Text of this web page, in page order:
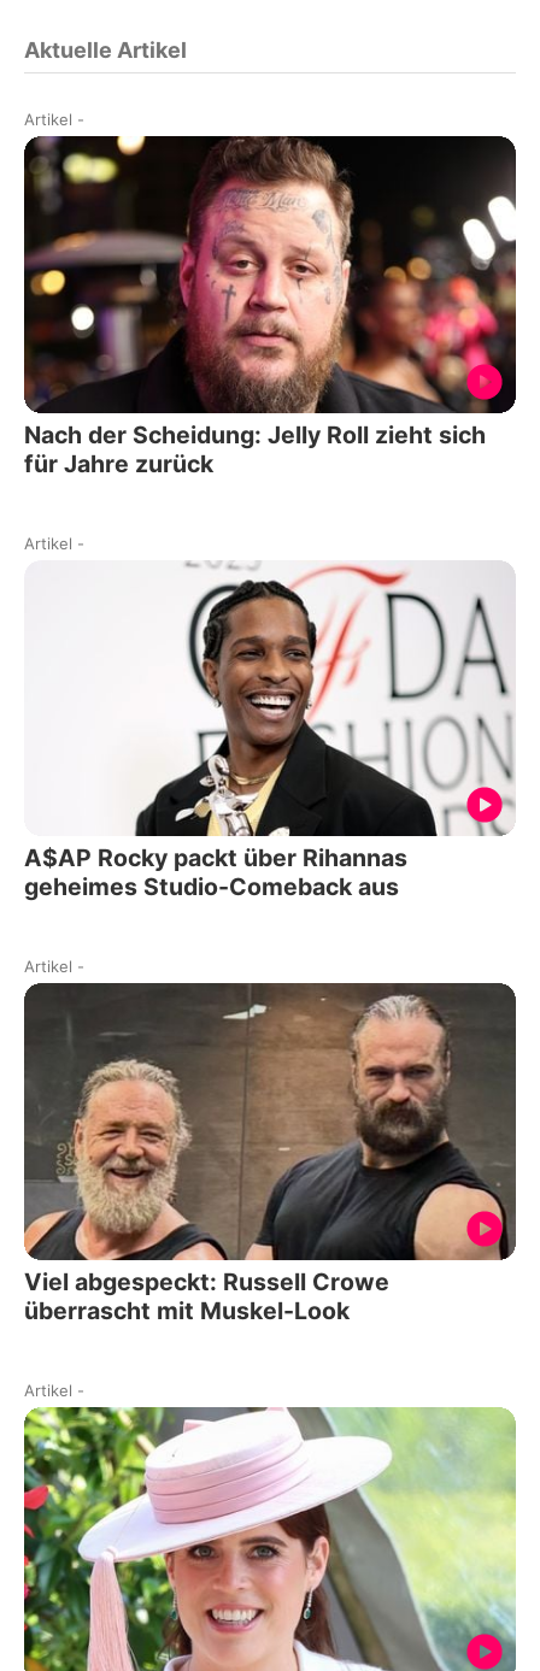
Aktuelle Artikel
Artikel -
Nach der Scheidung: Jelly Roll zieht sich
für Jahre zurück
Artikel -
A$AP Rocky packt über Rihannas
geheimes Studio-Comeback aus
Artikel -
Viel abgespeckt: Russell Crowe
überrascht mit Muskel-Look
Artikel -